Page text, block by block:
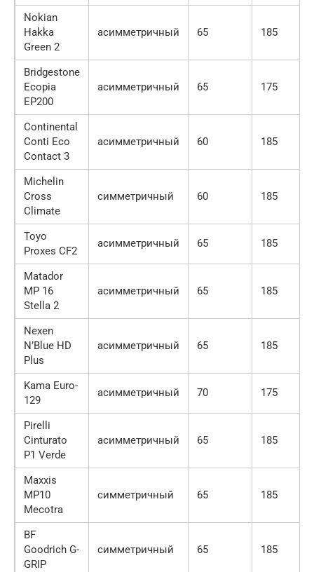
Nokian
Hakka
Green 2
асимметричный 65 185
Bridgestone
Ecopia
EP200
асимметричный 65 175
Continental
Conti Eco
Contact 3
асимметричный 60 185
Michelin
Cross
Climate
симметричный 60 185
Toyo
Proxes CF2
асимметричный 65 185
Matador
MP 16
Stella 2
асимметричный 65 185
Nexen
N’Blue HD
Plus
асимметричный 65 185
Kama Euro-
129
асимметричный 70 175
Pirelli
Cinturato
P1 Verde
асимметричный 65 185
Maxxis
MP10
Mecotra
симметричный 65 185
BF
Goodrich G-
GRIP
симметричный 65 185